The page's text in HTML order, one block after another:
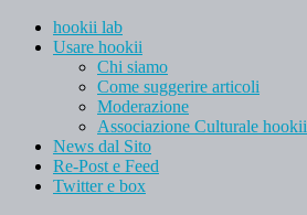
hookii lab
Usare hookii
Chi siamo
Come suggerire articoli
Moderazione
Associazione Culturale hookii
News dal Sito
Re-Post e Feed
Twitter e box